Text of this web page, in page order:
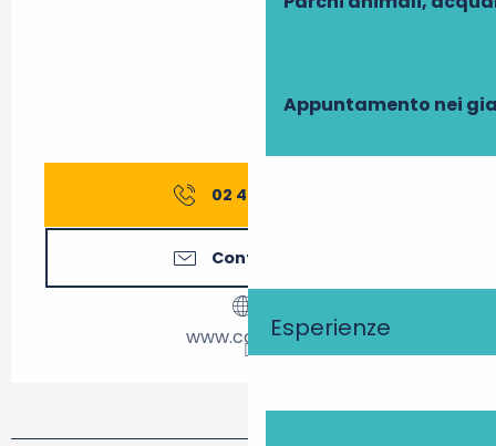
Appuntamento nei
Esperienze
02 47 25 11
Contattateci
www.cc-tvv.fr